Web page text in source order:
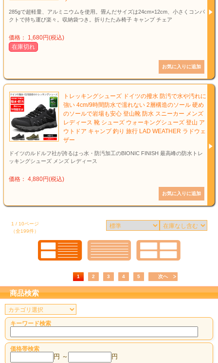
285gで超軽量、アルミニウムを使用。畳んだサイズは24cm×12cm、小さくコンパ
クトで持ち運び楽々。収納袋つき。折りたたみ椅子 キャンプ チェア
価格： 1,680円(税込)
在庫切れ
トレッキングシューズ ドイツの撥水 防汚で水や汚れに
強い 4cm/9時間防水で濡れない 2層構造のソール 硬め
のソールで岩場も安心 登山靴 防水 スニーカー メンズ
レディース 靴 シューズ ウォーキングシューズ 登山 ア
ウトドア キャンプ 釣り 旅行 LAD WEATHER ラドウェ
ザー
ドイツのルドルフ社が誇るはっ水・防汚加工のBIONIC FINISH 最高峰の防水トレ
ッキングシューズ メンズ レディース
価格： 4,880円(税込)
1 / 10ページ
（全199件）
1 2 3 4 5 次へ
商品検索
キーワード検索
価格帯検索
円 ～ 円